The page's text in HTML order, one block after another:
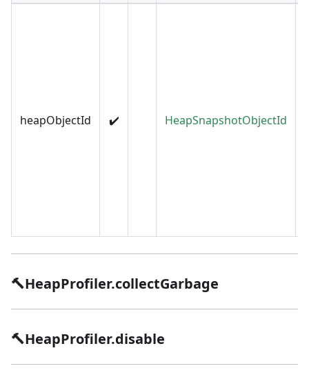
heapObjectId ✔️ HeapSnapshotObjectId
🔨HeapProfiler.collectGarbage
🔨HeapProfiler.disable